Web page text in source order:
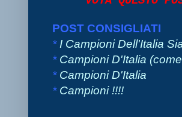
POST CONSIGLIATI
* I Campioni Dell'Italia
* Campioni D'Italia
* Campioni D'Italia
* Campioni !!!!